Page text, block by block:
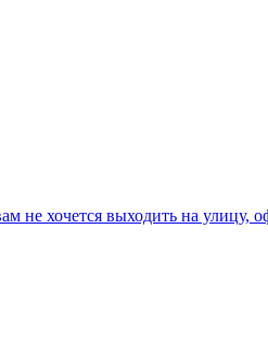
не хочется выходить на улицу,